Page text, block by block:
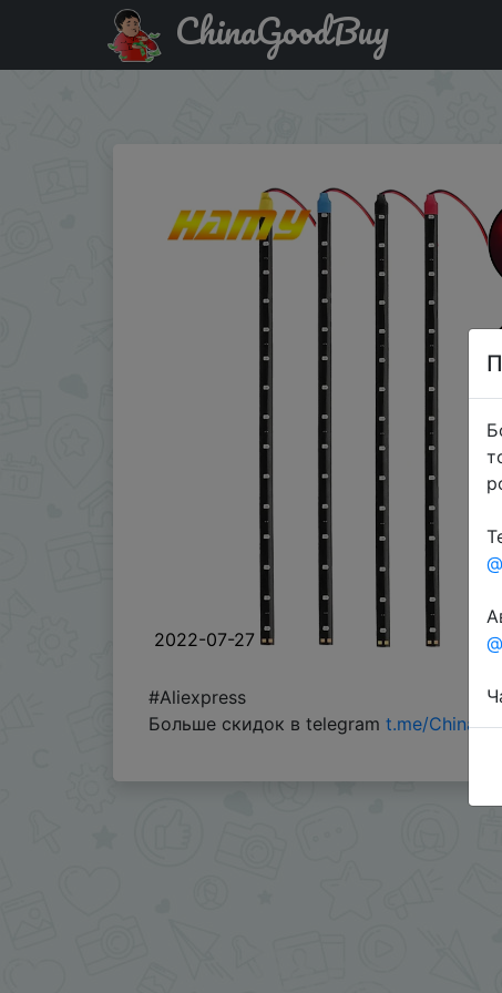
Купити на розпродажі 1 шт., Автомобильный
белый, красный, �…ChinaGoodBuy
2022-07-27
#Aliexpress
Больше скидок в telegram t.me/